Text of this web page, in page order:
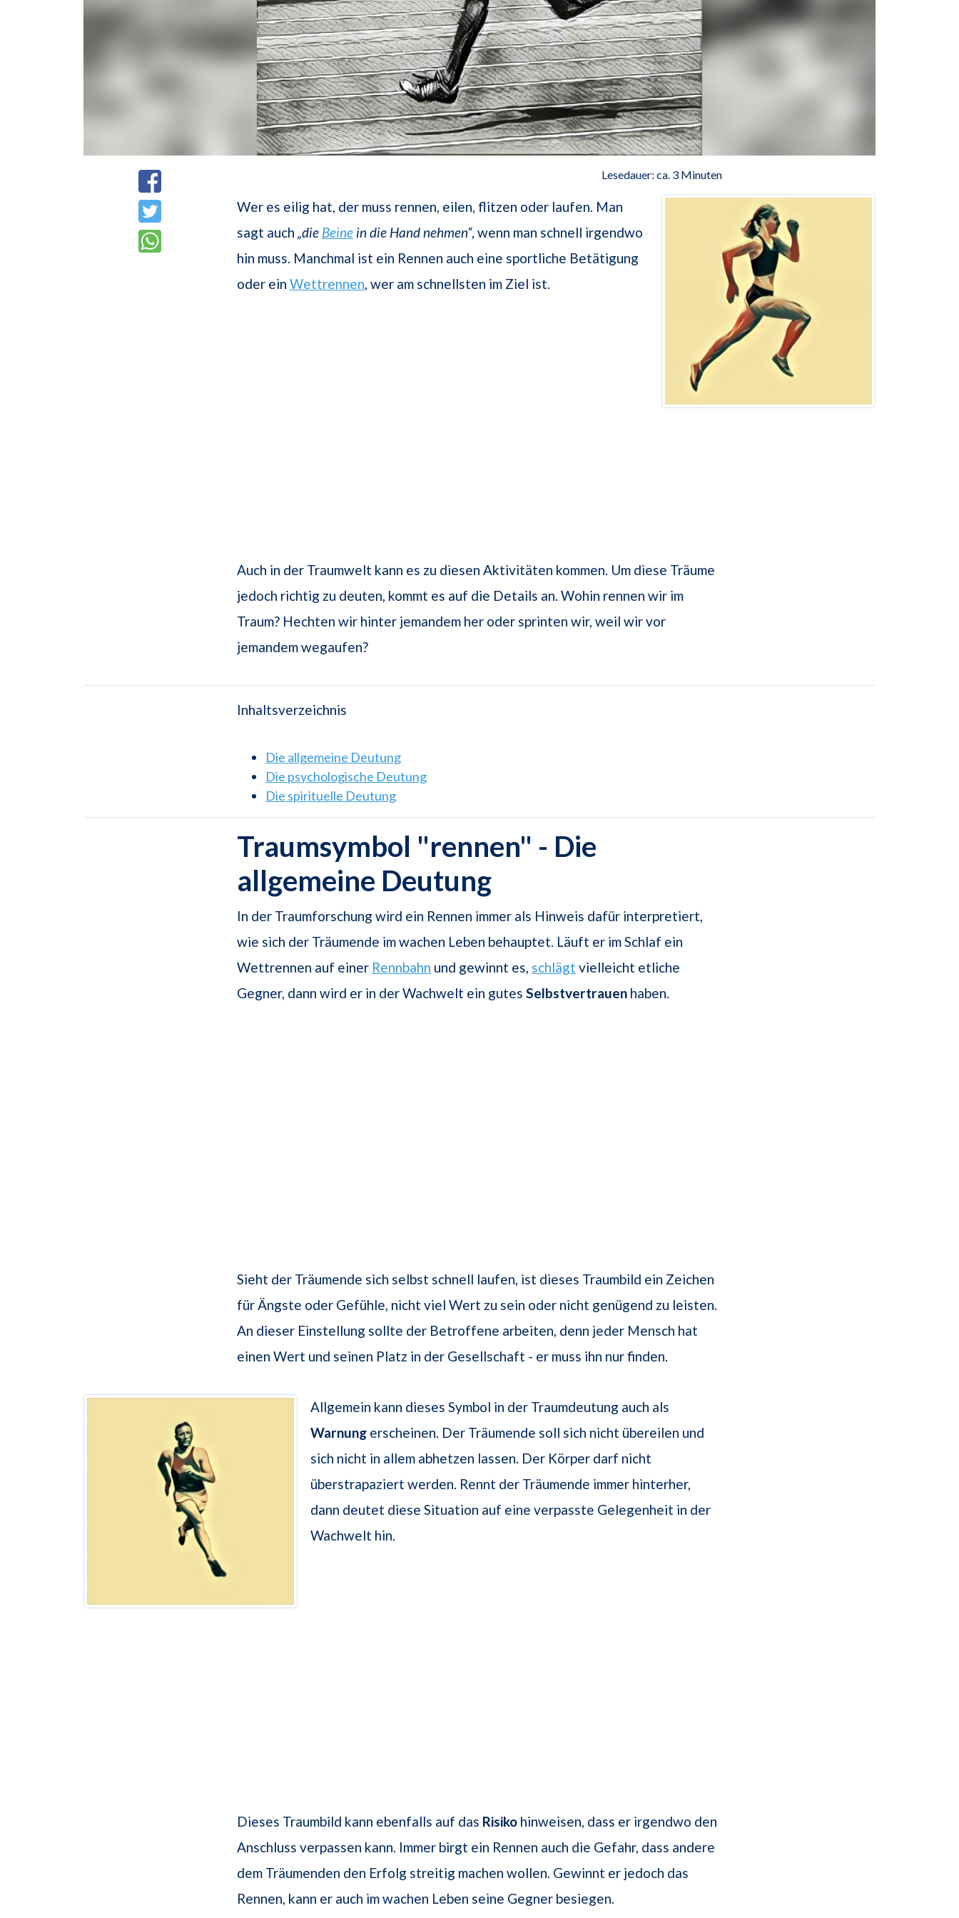
Lesedauer: ca. 3 Minuten
Wer es eilig hat, der muss rennen, eilen, flitzen oder laufen. Man
sagt auch „die Beine in die Hand nehmen“, wenn man schnell irgendwo
hin muss. Manchmal ist ein Rennen auch eine sportliche Betätigung
oder ein Wettrennen, wer am schnellsten im Ziel ist.
Auch in der Traumwelt kann es zu diesen Aktivitäten kommen. Um diese Träume
jedoch richtig zu deuten, kommt es auf die Details an. Wohin rennen wir im
Traum? Hechten wir hinter jemandem her oder sprinten wir, weil wir vor
jemandem wegaufen?
Inhaltsverzeichnis
Die allgemeine Deutung
Die psychologische Deutung
Die spirituelle Deutung
Traumsymbol "rennen" - Die
allgemeine Deutung
In der Traumforschung wird ein Rennen immer als Hinweis dafür interpretiert,
wie sich der Träumende im wachen Leben behauptet. Läuft er im Schlaf ein
Wettrennen auf einer Rennbahn und gewinnt es, schlägt vielleicht etliche
Gegner, dann wird er in der Wachwelt ein gutes Selbstvertrauen haben.
Sieht der Träumende sich selbst schnell laufen, ist dieses Traumbild ein Zeichen
für Ängste oder Gefühle, nicht viel Wert zu sein oder nicht genügend zu leisten.
An dieser Einstellung sollte der Betroffene arbeiten, denn jeder Mensch hat
einen Wert und seinen Platz in der Gesellschaft - er muss ihn nur finden.
Allgemein kann dieses Symbol in der Traumdeutung auch als
Warnung erscheinen. Der Träumende soll sich nicht übereilen und
sich nicht in allem abhetzen lassen. Der Körper darf nicht
überstrapaziert werden. Rennt der Träumende immer hinterher,
dann deutet diese Situation auf eine verpasste Gelegenheit in der
Wachwelt hin.
Dieses Traumbild kann ebenfalls auf das Risiko hinweisen, dass er irgendwo den
Anschluss verpassen kann. Immer birgt ein Rennen auch die Gefahr, dass andere
dem Träumenden den Erfolg streitig machen wollen. Gewinnt er jedoch das
Rennen, kann er auch im wachen Leben seine Gegner besiegen.